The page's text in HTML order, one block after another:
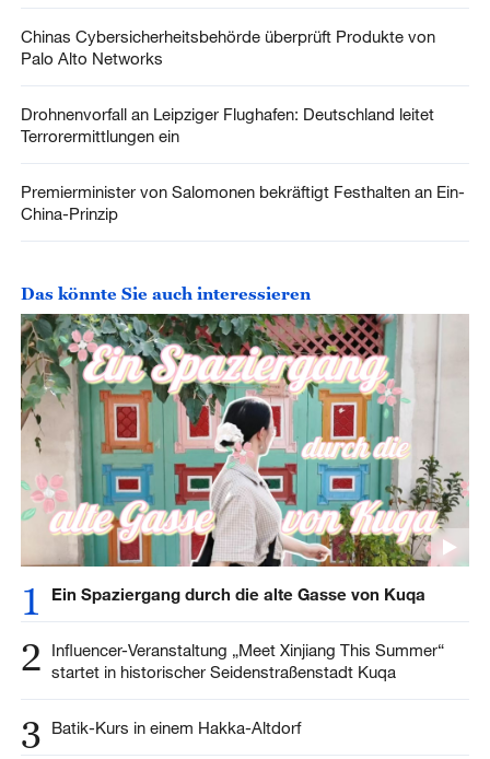
Chinas Cybersicherheitsbehörde überprüft Produkte von
Palo Alto Networks
Drohnenvorfall an Leipziger Flughafen: Deutschland leitet
Terrorermittlungen ein
Premierminister von Salomonen bekräftigt Festhalten an Ein-
China-Prinzip
Das könnte Sie auch interessieren
1 Ein Spaziergang durch die alte Gasse von Kuqa
2
Influencer-Veranstaltung „Meet Xinjiang This Summer“
startet in historischer Seidenstraßenstadt Kuqa
3 Batik-Kurs in einem Hakka-Altdorf